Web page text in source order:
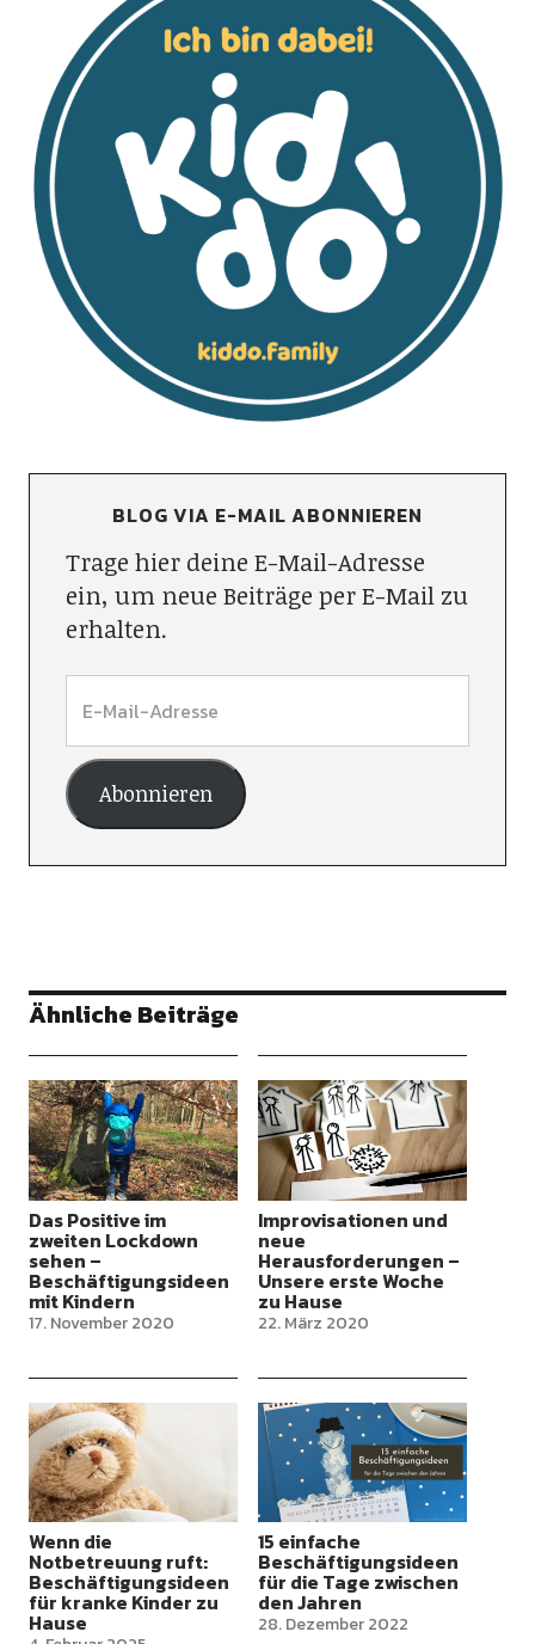
BLOG VIA E-MAIL ABONNIEREN
Trage hier deine E-Mail-Adresse
ein, um neue Beiträge per E-Mail zu
erhalten.
Abonnieren
Ähnliche Beiträge
Das Positive im
zweiten Lockdown
sehen –
Beschäftigungsideen
mit Kindern
17. November 2020
Improvisationen und
neue
Herausforderungen –
Unsere erste Woche
zu Hause
22. März 2020
Wenn die
Notbetreuung ruft:
Beschäftigungsideen
für kranke Kinder zu
Hause
15 einfache
Beschäftigungsideen
für die Tage zwischen
den Jahren
28. Dezember 2022